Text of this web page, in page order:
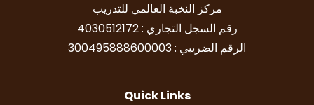
مركز النخبة العالمي للتدريب
رقم السجل التجاري : 4030512172
الرقم الضريبي : 300495888600003
Quick Links